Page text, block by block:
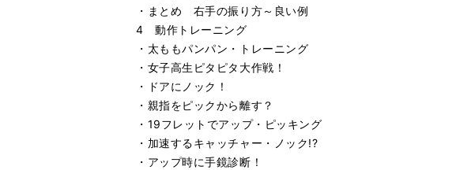
・まとめ 右手の振り方～良い例
4 動作トレーニング
・太ももパンパン・トレーニング
・女子高生ピタピタ大作戦！
・ドアにノック！
・親指をピックから離す？
・19フレットでアップ・ピッキング
・加速するキャッチャー・ノック!?
・アップ時に手鏡診断！